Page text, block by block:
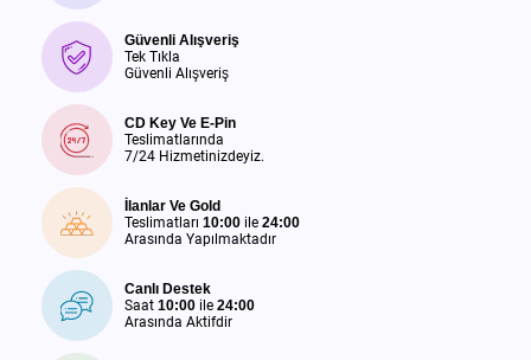
Güvenli Alışveriş
Tek Tıkla
Güvenli Alışveriş
CD Key Ve E-Pin
Teslimatlarında
7/24 Hizmetinizdeyiz.
İlanlar Ve Gold
Teslimatları 10:00 ile 24:00
Arasında Yapılmaktadır
Canlı Destek
Saat 10:00 ile 24:00
Arasında Aktifdir